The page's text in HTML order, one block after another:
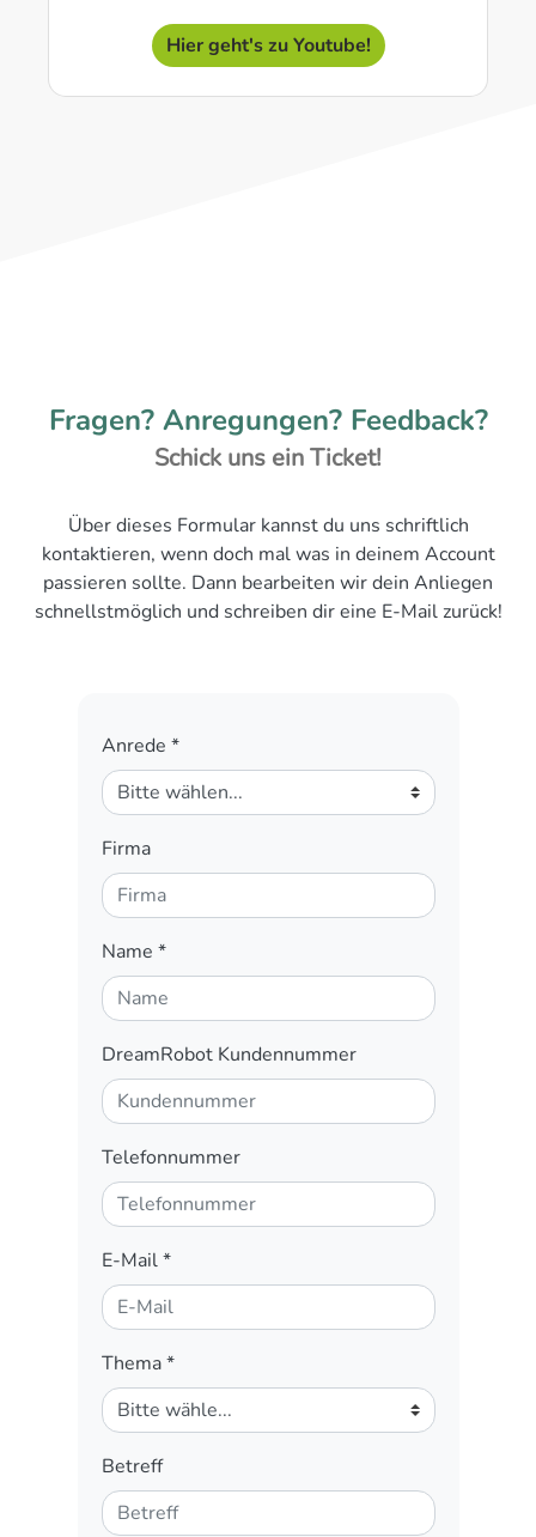
Hier geht's zu Youtube!
Fragen? Anregungen? Feedback?
Schick uns ein Ticket!
Über dieses Formular kannst du uns schriftlich
kontaktieren, wenn doch mal was in deinem Account
passieren sollte. Dann bearbeiten wir dein Anliegen
schnellstmöglich und schreiben dir eine E-Mail zurück!
Anrede *
Firma
Name *
DreamRobot Kundennummer
Telefonnummer
E-Mail*
Thema*
Betreff